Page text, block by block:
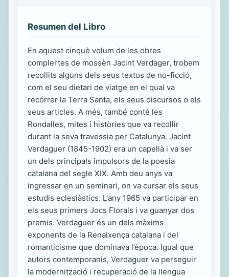
Resumen del Libro
En aquest cinquè volum de les obres
complertes de mossèn Jacint Verdager, trobem
recollits alguns dels seus textos de no-ficció,
com el seu dietari de viatge en el qual va
recórrer la Terra Santa, els seus discursos o els
seus articles. A més, també conté les
Rondalles, mites i històries que va recollir
durant la seva travessia per Catalunya. Jacint
Verdaguer (1845-1902) era un capellà i va ser
un dels principals impulsors de la poesia
catalana del segle XIX. Amb deu anys va
ingressar en un seminari, on va cursar els seus
estudis eclesiàstics. L'any 1965 va participar en
els seus primers Jocs Florals i va guanyar dos
premis. Verdaguer és un dels màxims
exponents de la Renaixença catalana i del
romanticisme que dominava l’època. Igual que
autors contemporanis, Verdaguer va perseguir
la modernització i recuperació de la llengua